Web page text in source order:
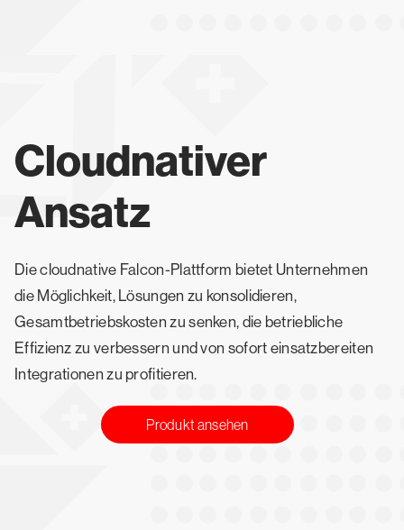
Cloudnativer
Ansatz
Die cloudnative Falcon-Plattform bietet Unternehmen
die Möglichkeit, Lösungen zu konsolidieren,
Gesamtbetriebskosten zu senken, die betriebliche
Effizienz zu verbessern und von sofort einsatzbereiten
Integrationen zu profitieren.
Produkt ansehen